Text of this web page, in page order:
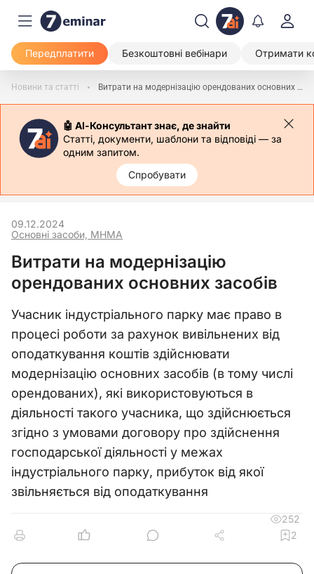
Передплатити Безкоштовні вебінари Отримати
Новини та статті Витрати на модернізацію орендованих основних засобів
🤖 АІ-Консультант знає, де знайти
Статті, документи, шаблони та відповіді — за
одним запитом.
Спробувати
Основні засоби, МНМА
09.12.2024
Витрати на модернізацію
орендованих основних засобів
Учасник індустріального парку має право в
процесі роботи за рахунок вивільнених від
оподаткування коштів здійснювати
модернізацію основних засобів (в тому числі
орендованих), які використовуються в
діяльності такого учасника, що здійснюється
згідно з умовами договору про здійснення
господарської діяльності у межах
індустріального парку, прибуток від якої
звільняється від оподаткування
252
2